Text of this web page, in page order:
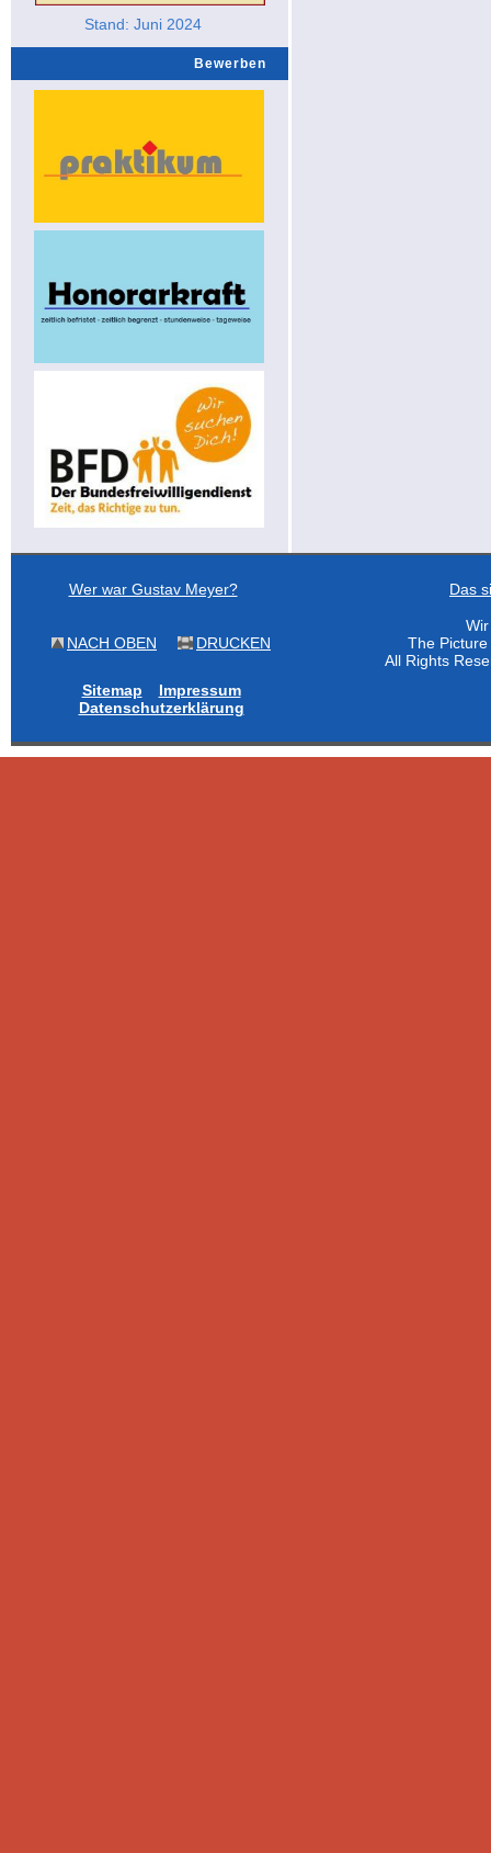
Stand: Juni 2024
Bewerben
Wer war Gustav Meyer? Das
NACH OBEN DRUCKEN
The
All Rights
Sitemap
Impressum
Datenschutzerklärung